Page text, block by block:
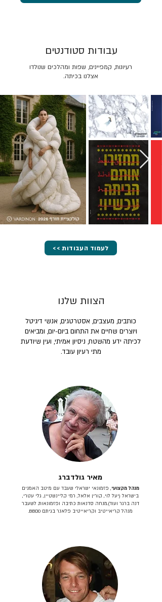
רעיונות, קמפיינים, שפות ומהלכים שנולדו
אצלנו בכיתה.
עבודות סטודנטים
<< לעמוד העבודות
הצוות שלנו
כותבים, מעצבים, אסטרטגים, אנשי דיגיטל
ויוצרים שחיים את התחום ביום-יום, ומביאים
לכיתה ידע מהשטח, ניסיון אמיתי, ועין שיודעת
מתי רעיון עובד.
מאיר גולדברג
מנהל מקצועי, פזמונאי ישראלי שעבד עם מיטב האמנים
בישראל (יעל לוי, קורין אלאל, רמי קליינשטיין, גלי עטרי,
דנה ברגר ועוד).מנחה סדנאות כתיבה ופזמונאות. לשעבר
מנהל קריאייטיב וקריאייטיב פלאנר בגיתם BBDO.